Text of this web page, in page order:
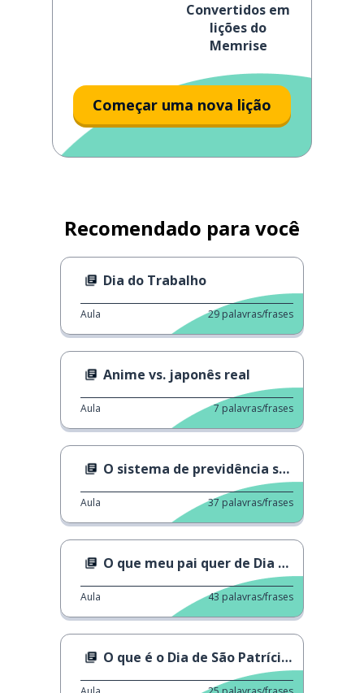
Convertidos em
lições do
Memrise
Começar uma nova lição
Recomendado para você
Dia do Trabalho
Aula 29 palavras/frases
Anime vs. japonês real
Aula 7 palavras/frases
O sistema de previdência social no Japão
Aula 37 palavras/frases
O que meu pai quer de Dia dos Pais
Aula 43 palavras/frases
O que é o Dia de São Patrício?